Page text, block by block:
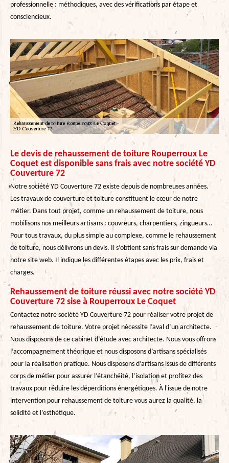
professionnelle : méthodiques, avec des vérifications par étape et
consciencieux.
Le devis de rehaussement de toiture Rouperroux Le
Coquet est disponible sans frais avec notre société YD
Couverture 72
Notre société YD Couverture 72 existe depuis de nombreuses années.
Les travaux de couverture et toiture constituent le cœur de notre
métier. Dans tout projet, comme un rehaussement de toiture, nous
mobilisons nos meilleurs artisans : couvreurs, charpentiers, zingueurs…
Pour tous travaux, du plus simple au complexe, comme le rehaussement
de toiture, nous délivrons un devis. Il s’obtient sans frais sur demande via
notre site web. Il indique les différentes étapes avec les prix, frais et
charges.
Rehaussement de toiture réussi avec notre société YD
Couverture 72 sise à Rouperroux Le Coquet
Contactez notre société YD Couverture 72 pour réaliser votre projet de
rehaussement de toiture. Votre projet nécessite l’aval d’un architecte.
Nous disposons de ce cabinet d’étude avec architecte. Nous vous offrons
l’accompagnement théorique et nous disposons d’artisans spécialisés
pour la réalisation pratique. Nous disposons d’artisans issus de différents
corps de métier pour assurer l’étanchéité, l’isolation et profitez des
travaux pour réduire les déperditions énergétiques. À l'issue de notre
intervention pour rehaussement de toiture vous aurez la qualité, la
solidité et l’esthétique.